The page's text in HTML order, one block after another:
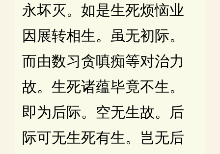
永坏灭。如是生死烦恼业
因展转相生。虽无初际。
而由数习贪嗔痴等对治力
故。生死诸蕴毕竟不生。
即为后际。空无生故。后
际可无生死有生。岂无后